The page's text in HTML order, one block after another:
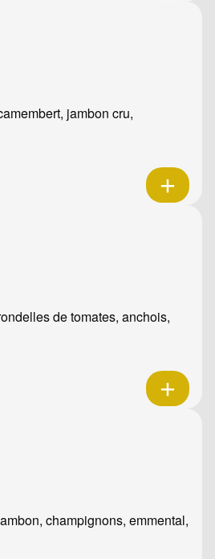
jambon cru,
de tomates, anchois,
champignons, emmental,